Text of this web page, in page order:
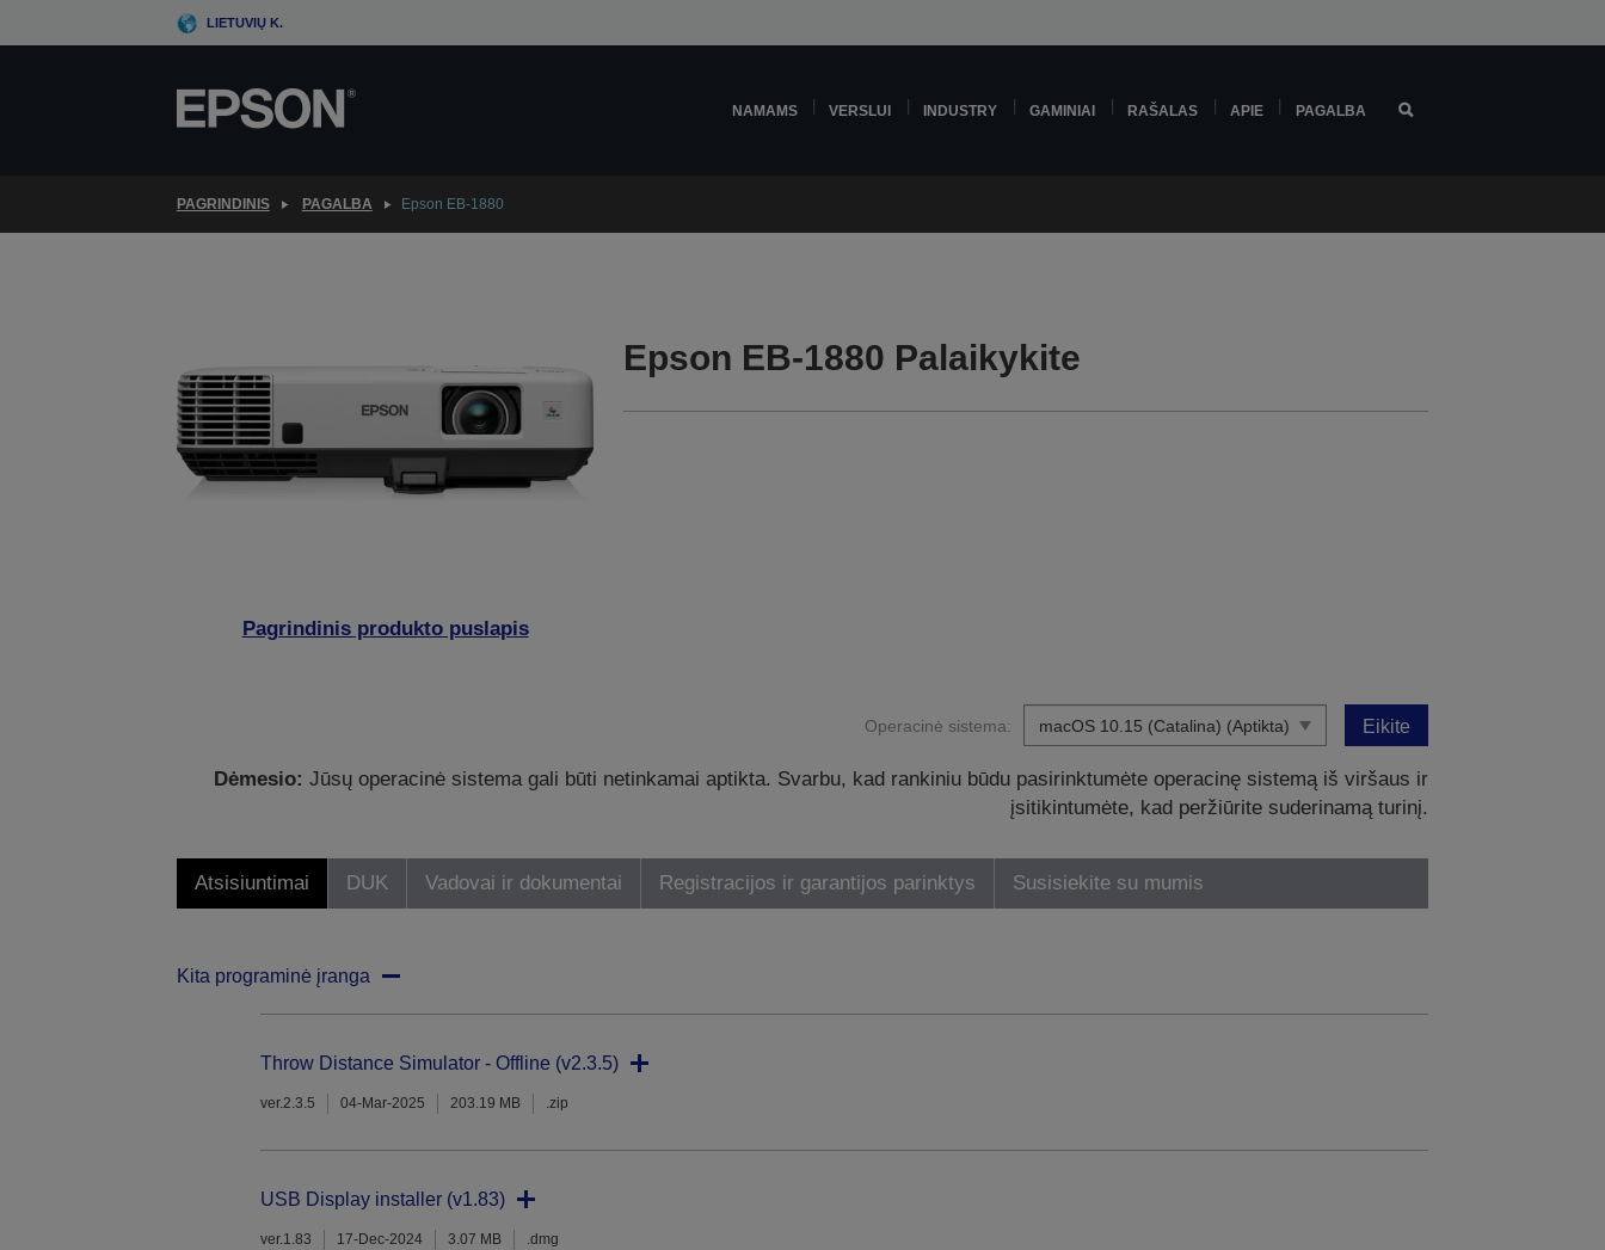
to
LIETUVIŲ K.
NAMAMS VERSLUI INDUSTRY GAMINIAI RAŠALAS APIE PAGALBA
PAGRINDINIS PAGALBA Epson EB-1880
Pagrindinis produkto puslapis
Epson EB-1880 Palaikykite
Operacinė sistema: Eikite
Dėmesio: Jūsų operacinė sistema gali būti netinkamai aptikta. Svarbu, kad rankiniu būdu pasirinktumėte operacinę sistemą iš viršaus ir
įsitikintumėte, kad peržiūrite suderinamą turinį.
Atsisiuntimai DUK Vadovai ir dokumentai Registracijos ir garantijos parinktys Susisiekite su mumis
Kita programinė įranga
Throw Distance Simulator - Offline (v2.3.5)
ver.2.3.5 04-Mar-2025 203.19 MB .zip
USB Display installer (v1.83)
ver.1.83 17-Dec-2024 3.07 MB .dmg